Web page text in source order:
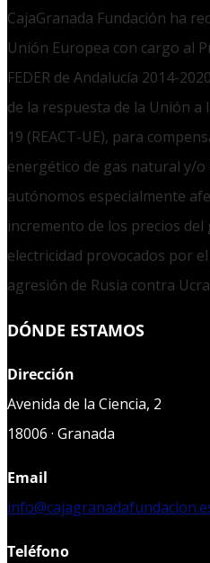
CajaGranada Fundación ha
Unión Europea con cargo al
FEDER de Andalucía 2014-
de la respuesta de la Unión a
19 (REACT-UE), para
energético de gas natural y/o
autónomos especialmente
incremento de los precios del
electricidad provocados por
agresión de Rusia contra
DÓNDE ESTAMOS
Dirección
Avenida de la Ciencia, 2
18006 · Granada
Email
Teléfono